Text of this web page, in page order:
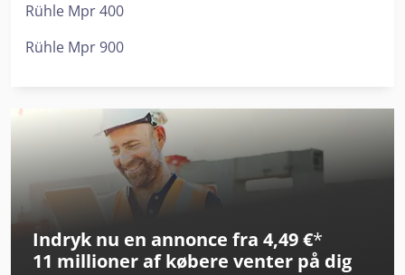
Rühle Mpr 400
Rühle Mpr 900
Indryk nu en annonce fra 4,49 €*
11 millioner af købere venter på dig